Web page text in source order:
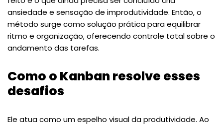
ansiedade e sensação de improdutividade. Então, o
método surge como solução prática para equilibrar
ritmo e organização, oferecendo controle total sobre o
andamento das tarefas.
Como o Kanban resolve esses
desafios
Ele atua como um espelho visual da produtividade. Ao